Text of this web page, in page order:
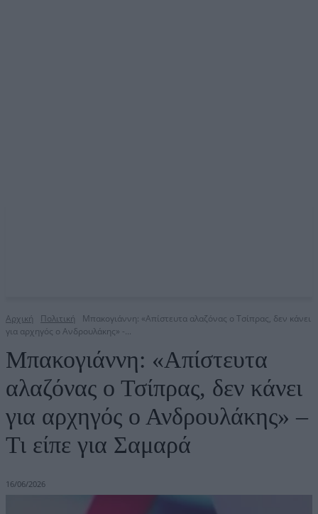
Αρχική Πολιτική
Μπακογιάννη: «Απίστευτα αλαζόνας ο Τσίπρας, δεν κάνει
για αρχηγός ο Ανδρουλάκης» -...
Μπακογιάννη: «Απίστευτα
αλαζόνας ο Τσίπρας, δεν κάνει
για αρχηγός ο Ανδρουλάκης» –
Τι είπε για Σαμαρά
16/06/2026